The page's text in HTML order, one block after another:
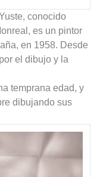
conocido
es un pintor
en 1958. Desde
el dibujo y la
temprana edad, y
dibujando sus